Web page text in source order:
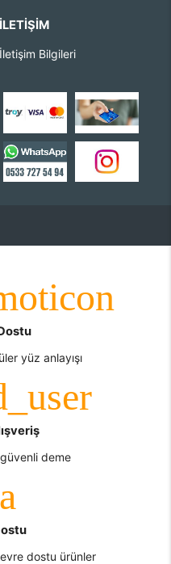
İLETIŞIM
İletişim Bilgileri
yüz anlayışı
deme
dostu ürünler